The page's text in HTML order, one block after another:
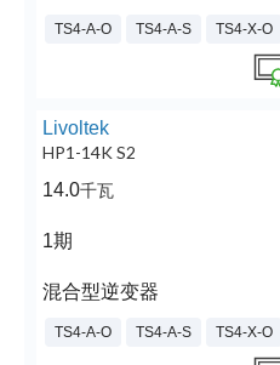
TS4-A-O TS4-A-S TS4-X-O
Livoltek
HP1-14K S2
14.0千瓦
1期
混合型逆变器
TS4-A-O TS4-A-S TS4-X-O